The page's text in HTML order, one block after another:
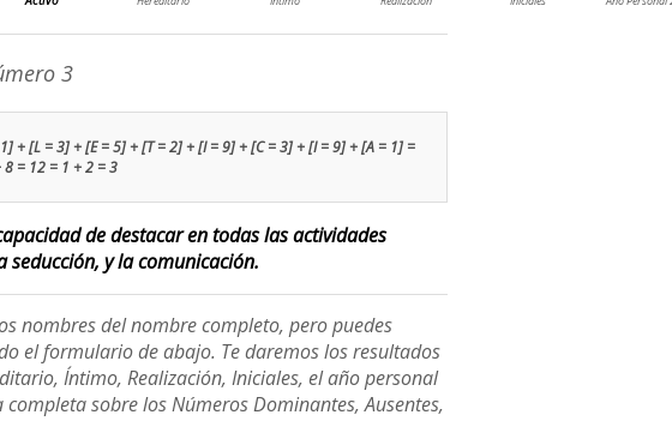
3
+ [L = 3] + [E = 5] + [T = 2] + [I = 9] + [C = 3] + [I = 9] + [A = 1] =
8 = 12 = 1 + 2 = 3
de destacar en todas las actividades
y la comunicación.
nombres del nombre completo, pero puedes
el formulario de abajo. Te daremos los resultados
Íntimo, Realización, Iniciales, el año personal
sobre los Números Dominantes, Ausentes,